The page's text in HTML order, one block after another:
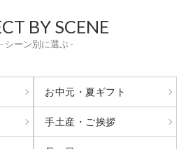
BY SCENE
- シーン別に選ぶ -
お中元・夏ギフト
手土産・ご挨拶